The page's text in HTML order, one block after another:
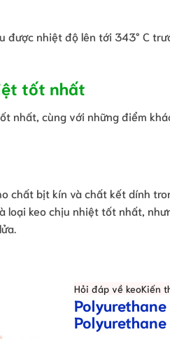
được nhiệt độ lên tới 343° C
tốt nhất
nhất, cùng với những điểm
chất bịt kín và chất kết dính
loại keo chịu nhiệt tốt nhất,
Hỏi đáp về keoKiến
Polyurethane